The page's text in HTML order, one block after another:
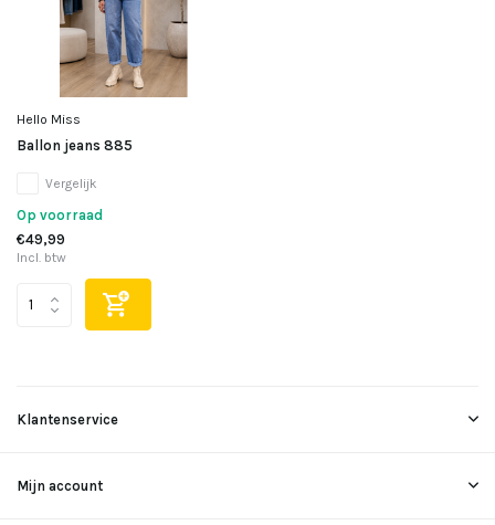
Hello Miss
Ballon jeans 885
Vergelijk
Op voorraad
€49,99
Incl. btw
Klantenservice
Mijn account